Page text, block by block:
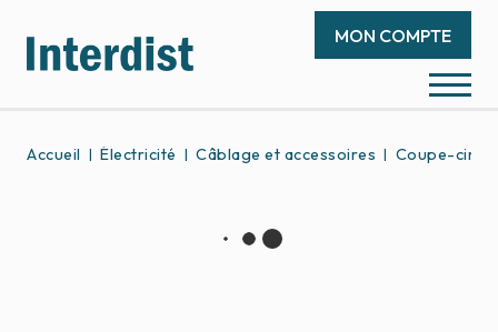
MON COMPTE
Accueil Électricité Câblage et accessoires Coupe-